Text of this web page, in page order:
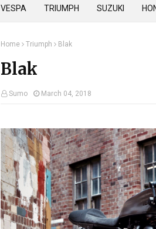
VESPA TRIUMPH SUZUKI
Home Triumph Blak
Blak
Sumo March 04, 2018